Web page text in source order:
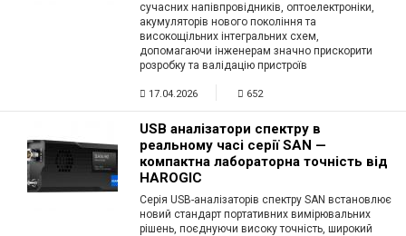
сучасних напівпровідників, оптоелектроніки,
акумуляторів нового покоління та
високощільних інтегральних схем,
допомагаючи інженерам значно прискорити
розробку та валідацію пристроїв
17.04.2026 652
USB аналізатори спектру в
реальному часі серії SAN —
компактна лабораторна точність від
HAROGIC
Серія USB-аналізаторів спектру SAN встановлює
новий стандарт портативних вимірювальних
рішень, поєднуючи високу точність, широкий